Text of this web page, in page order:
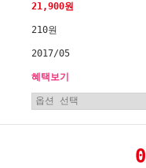
21,900원
210원
2017/05
혜택보기
0